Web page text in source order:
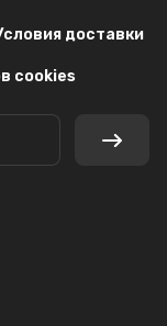
доставки
cookies